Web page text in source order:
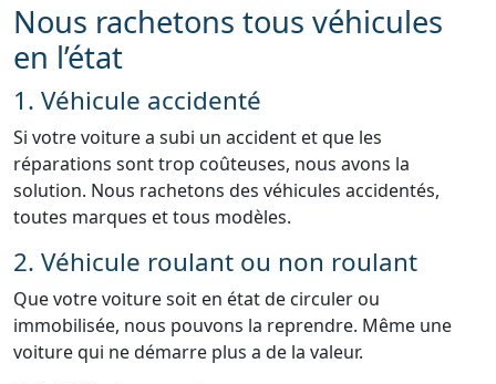
Nous rachetons tous véhicules
en l’état
1. Véhicule accidenté
Si votre voiture a subi un accident et que les
réparations sont trop coûteuses, nous avons la
solution. Nous rachetons des véhicules accidentés,
toutes marques et tous modèles.
2. Véhicule roulant ou non roulant
Que votre voiture soit en état de circuler ou
immobilisée, nous pouvons la reprendre. Même une
voiture qui ne démarre plus a de la valeur.